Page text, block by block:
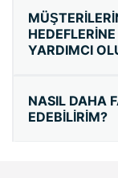
YARDIMCI
NASIL DAHA
EDEBILIRIM?